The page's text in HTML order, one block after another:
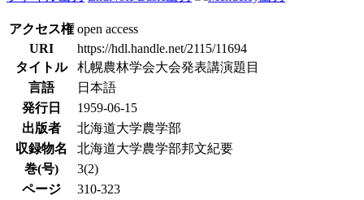
アクセス権 open access
URI
https://hdl.handle.net/2115/11694
タイトル
札幌農林学会大会発表講演題目
言語
日本語
発行日
1959-06-15
出版者
北海道大学農学部
収録物名
北海道大学農学部邦文紀要
巻(号)
3(2)
ページ
310-323